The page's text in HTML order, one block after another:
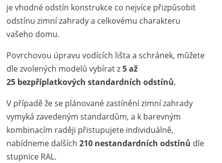
je vhodné odstín konstrukce co nejvíce přizpůsobit
odstínu zimní zahrady a celkovému charakteru
vašeho domu.
Povrchovou úpravu vodících lišta a schránek, můžete
dle zvolených modelů vybírat z5 až
25 bezpříplatkových standardních odstínů,
V případě že se plánované zastínění zimní zahrady
vymyká zavedeným standardům, a k barevným
kombinacím raději přistupujete individuálně,
nabídneme dalších210 nestandardních odstínů dle
stupnice RAL.